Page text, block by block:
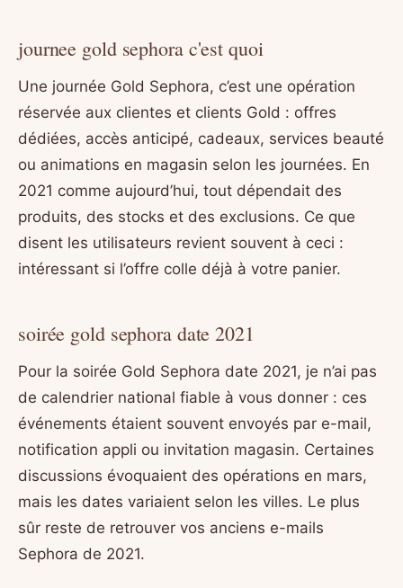
journee gold sephora c'est quoi
Une journée Gold Sephora, c’est une opération
réservée aux clientes et clients Gold : offres
dédiées, accès anticipé, cadeaux, services beauté
ou animations en magasin selon les journées. En
2021 comme aujourd’hui, tout dépendait des
produits, des stocks et des exclusions. Ce que
disent les utilisateurs revient souvent à ceci :
intéressant si l’offre colle déjà à votre panier.
soirée gold sephora date 2021
Pour la soirée Gold Sephora date 2021, je n’ai pas
de calendrier national fiable à vous donner : ces
événements étaient souvent envoyés par e-mail,
notification appli ou invitation magasin. Certaines
discussions évoquaient des opérations en mars,
mais les dates variaient selon les villes. Le plus
sûr reste de retrouver vos anciens e-mails
Sephora de 2021.